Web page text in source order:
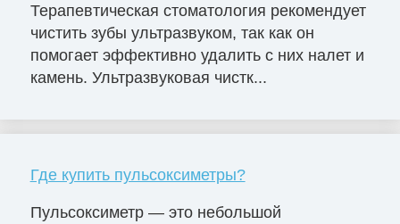
Терапевтическая стоматология рекомендует
чистить зубы ультразвуком, так как он
помогает эффективно удалить с них налет и
камень. Ультразвуковая чистк...
Где купить пульсоксиметры?
Пульсоксиметр — это небольшой